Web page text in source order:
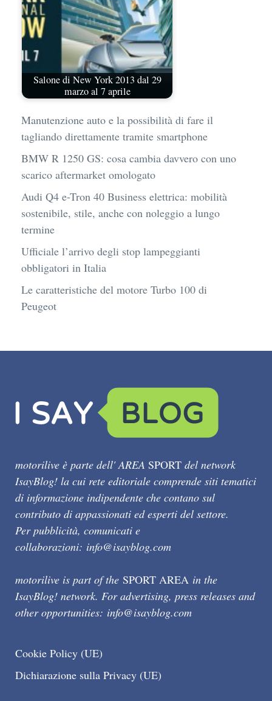
Salone di New York 2013 dal 29
marzo al 7 aprile
Manutenzione auto e la possibilità di fare il
tagliando direttamente tramite smartphone
BMW R 1250 GS: cosa cambia davvero con uno
scarico aftermarket omologato
Audi Q4 e-Tron 40 Business elettrica: mobilità
sostenibile, stile, anche con noleggio a lungo
termine
Ufficiale l’arrivo degli stop lampeggianti
obbligatori in Italia
Le caratteristiche del motore Turbo 100 di
Peugeot
motorilive è parte dell' AREA SPORT del network
IsayBlog! la cui rete editoriale comprende siti tematici
di informazione indipendente che contano sul
contributo di appassionati ed esperti del settore.
Per pubblicità, comunicati e
collaborazioni: info@isayblog.com
motorilive is part of the SPORT AREA in the
IsayBlog! network. For advertising, press releases and
other opportunities: info@isayblog.com
Cookie Policy (UE)
Dichiarazione sulla Privacy (UE)